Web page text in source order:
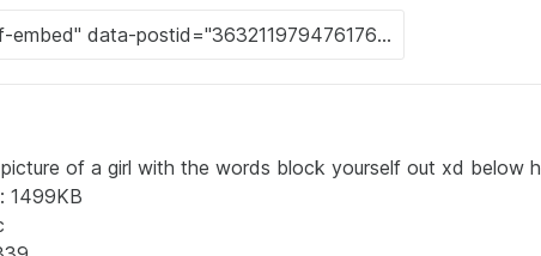
of a girl with the words block yourself out xd below
1499KB